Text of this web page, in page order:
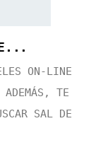
ON-LINE
TE
SAL DE